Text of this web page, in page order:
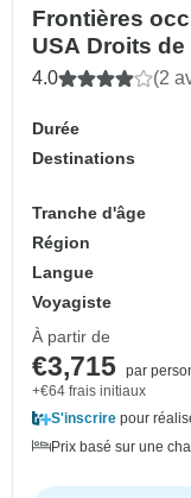
Frontières
USA Droits
parcs
4.0 (2
Durée
Destinations
Tranche d'âge
Région
Langue
Voyagiste
À partir de
€3,715 par
+€64 frais initiaux
S'inscrire pour
Prix basé sur une